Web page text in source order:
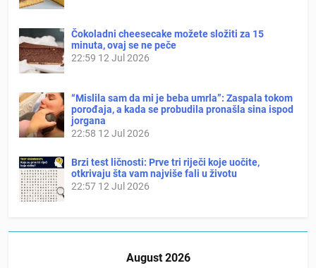
Čokoladni cheesecake možete složiti za 15
minuta, ovaj se ne peče
22:59 12 Jul 2026
“Mislila sam da mi je beba umrla”: Zaspala tokom
porođaja, a kada se probudila pronašla sina ispod
jorgana
22:58 12 Jul 2026
Brzi test ličnosti: Prve tri riječi koje uočite,
otkrivaju šta vam najviše fali u životu
22:57 12 Jul 2026
August 2026